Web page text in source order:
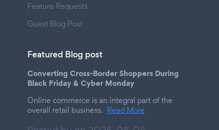
Feature Requests
Guest Blog Post
Featured Blog post
Converting Cross-Border Shoppers During
Black Friday & Cyber Monday
Online commerce is an integral part of the
overall retail business. Read More